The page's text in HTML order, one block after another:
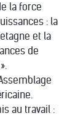
la force
: la
et la
de
au travail :